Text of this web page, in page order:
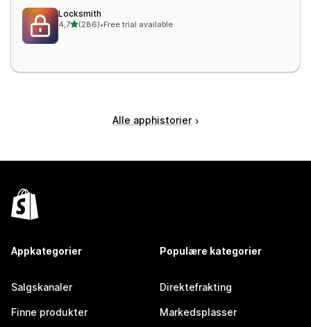
Locksmith
4,7av 5 stjerner
(286)
Totalt 286 omtaler
•Free trial available
Alle apphistorier
Appkategorier
Salgskanaler
Finne produkter
Populære kategorier
Direktefrakting
Markedsplasser